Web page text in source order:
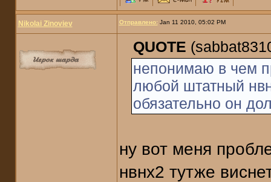
Nikolai Zinoviev Отправлено:Jan 11 2010, 05:02 PM
QUOTE
непонимаю в чем
любой штатный
обязательно он
ну вот меня
нвнх2 тутже